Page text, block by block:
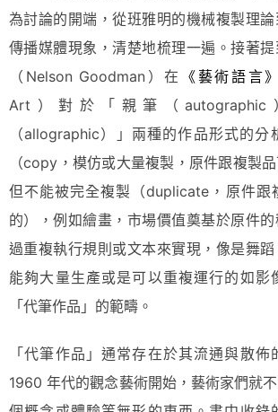
為討論的開端，從班雅明的機械複製理
傳播媒體現象，清楚地梳理一遍。接著
（Nelson Goodman）在 《藝術語言》
Art）對於「親筆（
（allographic）」兩種的作品形式的分
（copy，模仿或大量複製，原件跟複製品
但不能被完全複製（duplicate，原件跟
的），例如繪畫，市場價值奠基於原件
過重複執行規則或文本來實現，像是舞蹈
能夠大量生產或是可以重複運行的如影
「代筆作品」的範疇。
「代筆作品」通常存在於其流通與散佈
1960 年代的觀念藝術開始，藝術家們就